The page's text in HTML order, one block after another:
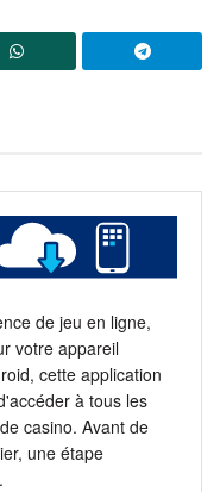
de jeu en ligne,
votre appareil
cette application
à tous les
casino. Avant de
une étape
.